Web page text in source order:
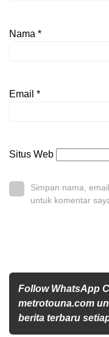
Nama *
Email *
Situs Web
Simpan nama,
untuk komentar
Follow WhatsApp
metrotouna.com
berita terbaru